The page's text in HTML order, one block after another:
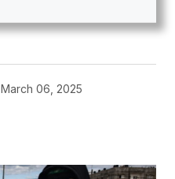
March 06, 2025